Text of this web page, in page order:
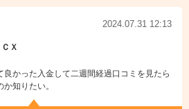
2024.07.31 12:13
Ｘ
かった入金して二週間経過口コミを見たら
知りたい。